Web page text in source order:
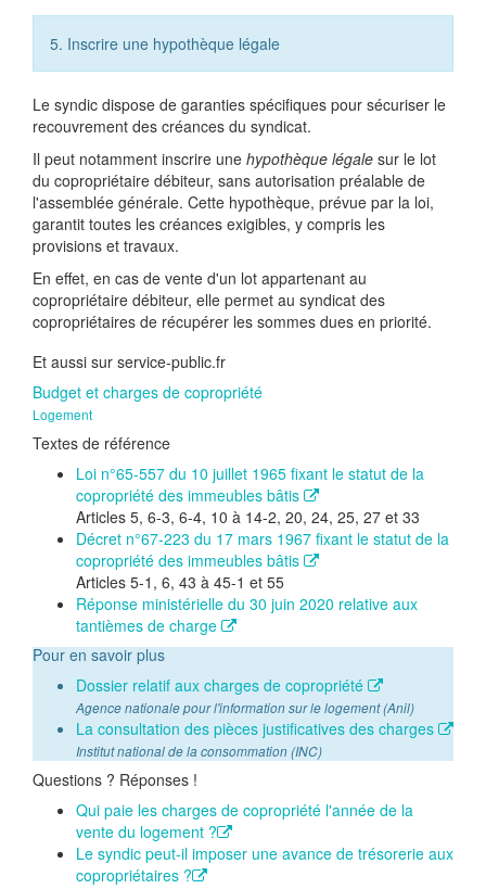
5. Inscrire une hypothèque légale
Le syndic dispose de garanties spécifiques pour sécuriser le
recouvrement des créances du syndicat.
Il peut notamment inscrire une hypothèque légale sur le lot
du copropriétaire débiteur, sans autorisation préalable de
l'assemblée générale. Cette hypothèque, prévue par la loi,
garantit toutes les créances exigibles, y compris les
provisions et travaux.
En effet, en cas de vente d'un lot appartenant au
copropriétaire débiteur, elle permet au syndicat des
copropriétaires de récupérer les sommes dues en priorité.
Et aussi sur service-public.fr
Budget et charges de copropriété
Logement
Textes de référence
Loi n°65-557 du 10 juillet 1965 fixant le statut de la
copropriété des immeubles bâtis
Articles 5, 6-3, 6-4, 10 à 14-2, 20, 24, 25, 27 et 33
Décret n°67-223 du 17 mars 1967 fixant le statut de la
copropriété des immeubles bâtis
Articles 5-1, 6, 43 à 45-1 et 55
Réponse ministérielle du 30 juin 2020 relative aux
tantièmes de charge
Pour en savoir plus
Dossier relatif aux charges de copropriété
Agence nationale pour l'information sur le logement (Anil)
La consultation des pièces justificatives des charges
Institut national de la consommation (INC)
Questions ? Réponses !
Qui paie les charges de copropriété l'année de la
vente du logement ?
Le syndic peut-il imposer une avance de trésorerie aux
copropriétaires ?